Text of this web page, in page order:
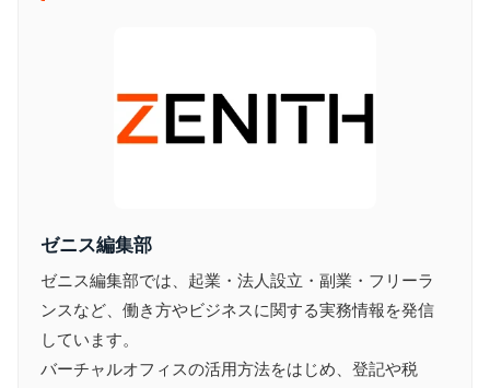
ゼニス編集部
ゼニス編集部では、起業・法人設立・副業・フリーラ
ンスなど、働き方やビジネスに関する実務情報を発信
しています。
バーチャルオフィスの活用方法をはじめ、登記や税